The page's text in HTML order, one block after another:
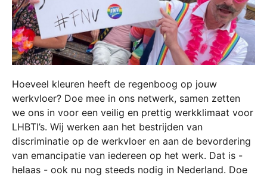
Hoeveel kleuren heeft de regenboog op jouw
werkvloer? Doe mee in ons netwerk, samen zetten
we ons in voor een veilig en prettig werkklimaat voor
LHBTI’s. Wij werken aan het bestrijden van
discriminatie op de werkvloer en aan de bevordering
van emancipatie van iedereen op het werk. Dat is -
helaas - ook nu nog steeds nodig in Nederland. Doe